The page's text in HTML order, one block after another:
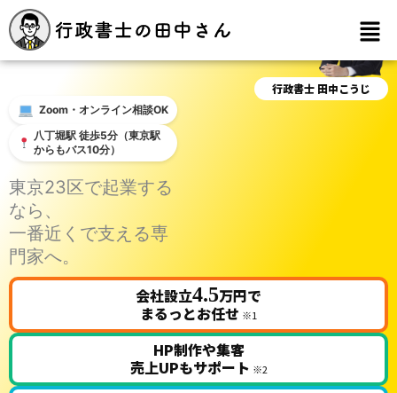
メ
ニ
ュ
ー
会社設立4.5万円で
まるっとお任せ ※1
HP制作や集客
売上UPもサポート ※2
Zoom・オンライン相談OK
八丁堀駅 徒歩5分（東京駅
からもバス10分）
東京23区で起業する
なら、
一番近くで支える専
門家へ。
行政書士 田中こうじ